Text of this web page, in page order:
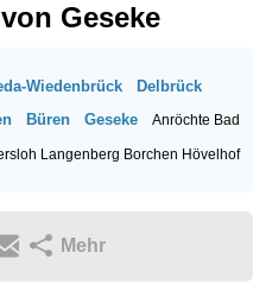
Geseke
Wiedenbrück
Delbrück
Büren Geseke Anröchte Bad
Langenberg Borchen Hövelhof
Mehr